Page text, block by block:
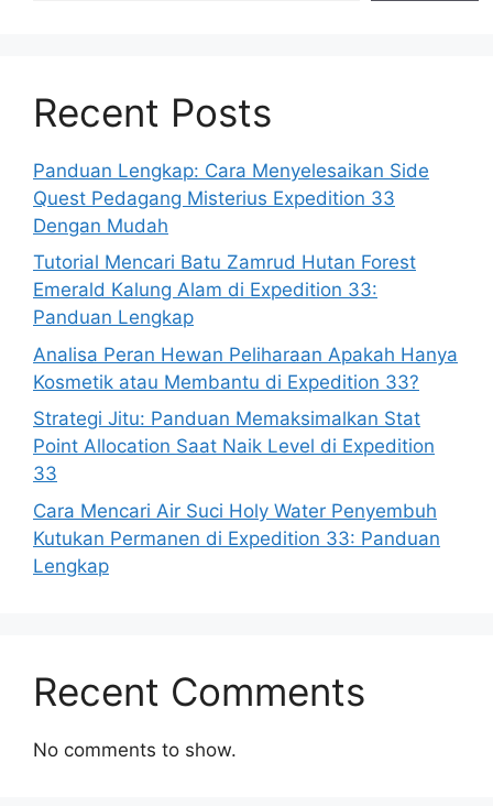
Recent Posts
Panduan Lengkap: Cara Menyelesaikan Side
Quest Pedagang Misterius Expedition 33
Dengan Mudah
Tutorial Mencari Batu Zamrud Hutan Forest
Emerald Kalung Alam di Expedition 33:
Panduan Lengkap
Analisa Peran Hewan Peliharaan Apakah Hanya
Kosmetik atau Membantu di Expedition 33?
Strategi Jitu: Panduan Memaksimalkan Stat
Point Allocation Saat Naik Level di Expedition
33
Cara Mencari Air Suci Holy Water Penyembuh
Kutukan Permanen di Expedition 33: Panduan
Lengkap
Recent Comments
No comments to show.